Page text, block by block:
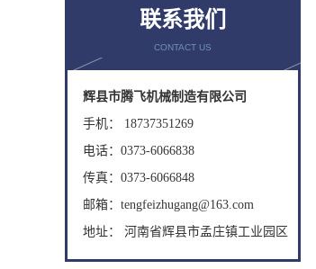
联系我们
CONTACT US
辉县市腾飞机械制造有限公司
手机： 18737351269
电话：0373-6066838
传真：0373-6066848
邮箱：tengfeizhugang@163.com
地址： 河南省辉县市孟庄镇工业园区